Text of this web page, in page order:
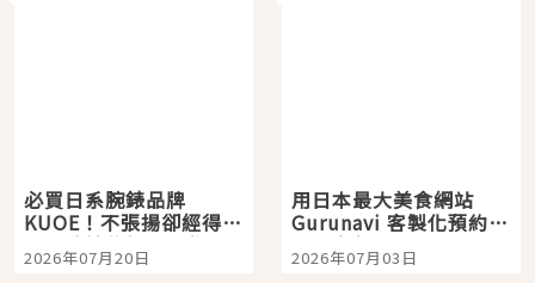
必買日系腕錶品牌
KUOE！不張揚卻經得起
時間洗鍊的經典之作五
選
2026年07月20日
用日本最大美食網站
Gurunavi 客製化預約九
大都市餐廳，打造專屬
美食體驗！
2026年07月03日